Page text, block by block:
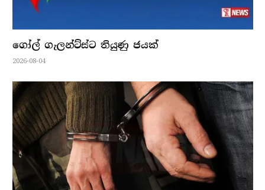
ගෝල් ගැලන්ට්ස්ට තියුණු ජයක්
2026-08-04